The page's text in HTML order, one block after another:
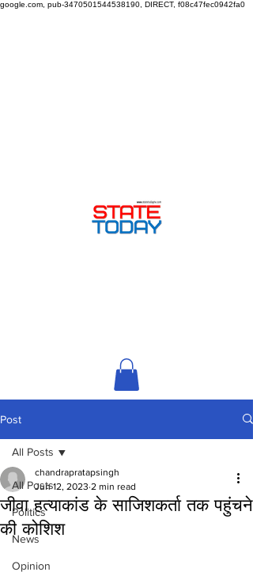
google.com, pub-3470501544538190, DIRECT, f08c47fec0942fa0
Post
All Posts
Politics
News
Opinion
All Posts
जीवा हत्याकांड के साजिशकर्ता तक पहुंचने
की कोशिश
chandrapratapsingh
Jun 12, 2023 2 min read